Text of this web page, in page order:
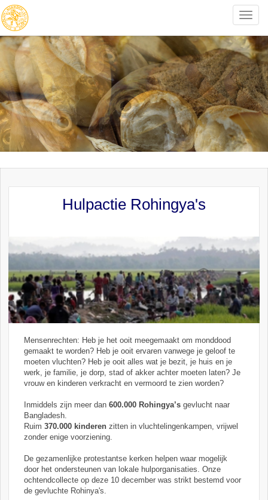
Toggle
Hulpactie Rohingya's
Mensenrechten: Heb je het ooit meegemaakt om monddood
gemaakt te worden? Heb je ooit ervaren vanwege je geloof te
moeten vluchten? Heb je ooit alles wat je bezit, je huis en je
werk, je familie, je dorp, stad of akker achter moeten laten? Je
vrouw en kinderen verkracht en vermoord te zien worden?
Inmiddels zijn meer dan600.000 Rohingya’s gevlucht naar
Bangladesh.
Ruim370.000 kinderen zitten in vluchtelingenkampen, vrijwel
zonder enige voorziening.
De gezamenlijke protestantse kerken helpen waar mogelijk
door het ondersteunen van lokale hulporganisaties. Onze
ochtendcollecte op deze 10 december was strikt bestemd voor
de gevluchte Rohinya's.